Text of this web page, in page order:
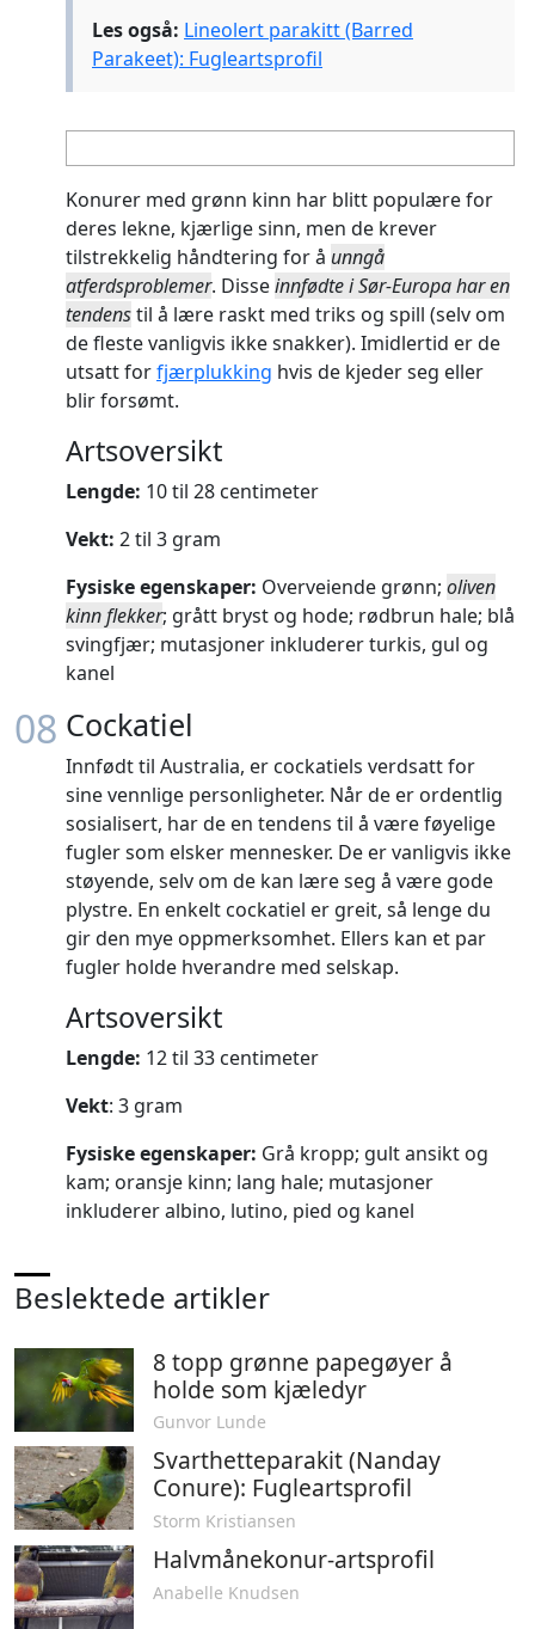
Les også: Lineolert parakitt (Barred
Parakeet): Fugleartsprofil
Konurer med grønn kinn har blitt populære for
deres lekne, kjærlige sinn, men de krever
tilstrekkelig håndtering for å unngå
atferdsproblemer. Disseinnfødte i Sør-Europa har en
tendenstil å lære raskt med triks og spill (selv om
de fleste vanligvis ikke snakker). Imidlertid er de
utsatt forfjærplukking hvis de kjeder seg eller
blir forsømt.
Artsoversikt
Lengde: 10 til 28 centimeter
Vekt: 2 til 3 gram
Fysiske egenskaper: Overveiende grønn; oliven
kinn flekker; grått bryst og hode; rødbrun hale; blå
svingfjær; mutasjoner inkluderer turkis, gul og
kanel
08 Cockatiel
Innfødt til Australia, er cockatiels verdsatt for
sine vennlige personligheter. Når de er ordentlig
sosialisert, har de en tendens til å være føyelige
fugler som elsker mennesker. De er vanligvis ikke
støyende, selv om de kan lære seg å være gode
plystre. En enkelt cockatiel er greit, så lenge du
gir den mye oppmerksomhet. Ellers kan et par
fugler holde hverandre med selskap.
Artsoversikt
Lengde: 12 til 33 centimeter
Vekt: 3 gram
Fysiske egenskaper: Grå kropp; gult ansikt og
kam; oransje kinn; lang hale; mutasjoner
inkluderer albino, lutino, pied og kanel
Beslektede artikler
8 topp grønne papegøyer å
holde som kjæledyr
Gunvor Lunde
Svarthetteparakit (Nanday
Conure): Fugleartsprofil
Storm Kristiansen
Halvmånekonur-artsprofil
Anabelle Knudsen